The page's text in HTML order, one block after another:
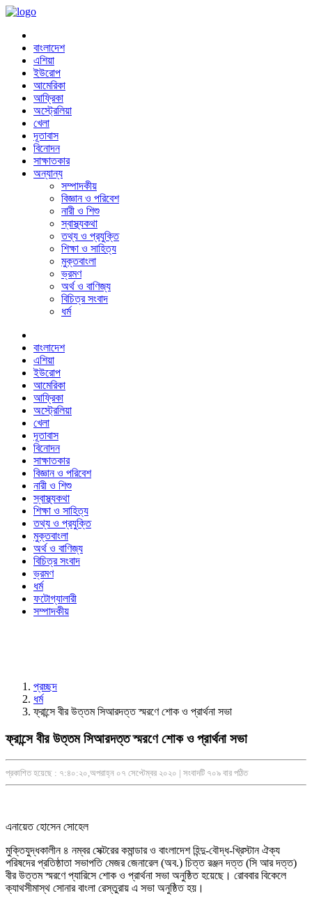
বাংলাদেশ
এশিয়া
ইউরোপ
আমেরিকা
আফ্রিকা
অস্ট্রেলিয়া
খেলা
দূতাবাস
বিনোদন
সাক্ষাতকার
অন্যান্য
সম্পাদকীয়
বিজ্ঞান ও পরিবেশ
নারী ও শিশু
স্বাস্থ্যকথা
তথ্য ও প্রযুক্তি
শিক্ষা ও সাহিত্য
মুক্তবাংলা
ভ্রমণ
অর্থ ও বাণিজ্য
বিচিত্র সংবাদ
ধর্ম
বাংলাদেশ
এশিয়া
ইউরোপ
আমেরিকা
আফ্রিকা
অস্ট্রেলিয়া
খেলা
দূতাবাস
বিনোদন
সাক্ষাতকার
বিজ্ঞান ও পরিবেশ
নারী ও শিশু
স্বাস্থ্যকথা
শিক্ষা ও সাহিত্য
তথ্য ও প্রযুক্তি
মুক্তবাংলা
অর্থ ও বাণিজ্য
বিচিত্র সংবাদ
ভ্রমণ
ধর্ম
ফটোগ্যালারী
সম্পাদকীয়
প্রচ্ছদ
ধর্ম
ফ্রান্সে বীর উত্তম সিআরদত্ত স্মরণে শোক ও প্রার্থনা সভা
ফ্রান্সে বীর উত্তম সিআরদত্ত স্মরণে শোক ও প্রার্থনা সভা
প্রকাশিত হয়েছে : ৭:৪০:২০,অপরাহ্ন ০৭ সেপ্টেম্বর ২০২০ | সংবাদটি ৭০৯ বার পঠিত
এনায়েত হোসেন সোহেল
মুক্তিযুদ্ধকালীন ৪ নম্বর সেক্টরের কমান্ডার ও বাংলাদেশ হিন্দু-বৌদ্ধ-খ্রিস্টান ঐক্য
পরিষদের প্রতিষ্ঠাতা সভাপতি মেজর জেনারেল (অব.) চিত্ত রঞ্জন দত্ত (সি আর দত্ত)
বীর উত্তম স্মরণে প্যারিসে শোক ও প্রার্থনা সভা অনুষ্ঠিত হয়েছে। রোববার বিকেলে
ক্যাথসীমাস্থ সোনার বাংলা রেস্তুরায় এ সভা অনুষ্ঠিত হয়।